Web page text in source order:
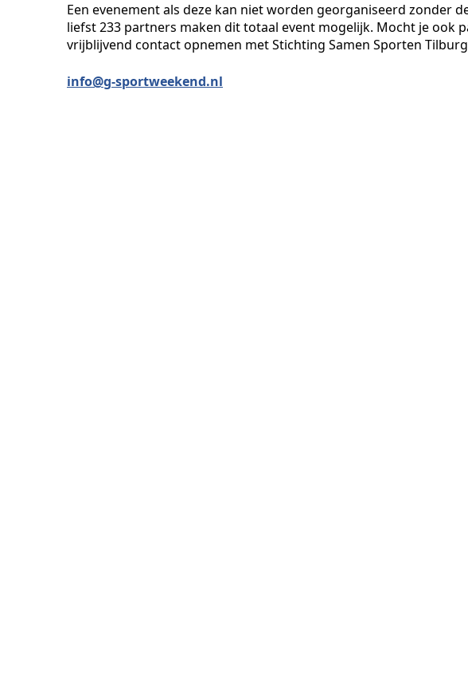
Een evenement als deze kan niet worden georganiseerd zonder
liefst 233 partners maken dit totaal event mogelijk. Mocht je ook
vrijblijvend contact opnemen met Stichting Samen Sporten
info@g-sportweekend.nl